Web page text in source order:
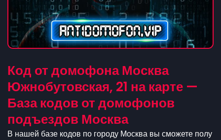
Код от домофона Москва
Южнобутовская, 21 на карте —
База кодов от домофонов
подъездов Москва
В нашей базе кодов по городу Москва вы сможете полу